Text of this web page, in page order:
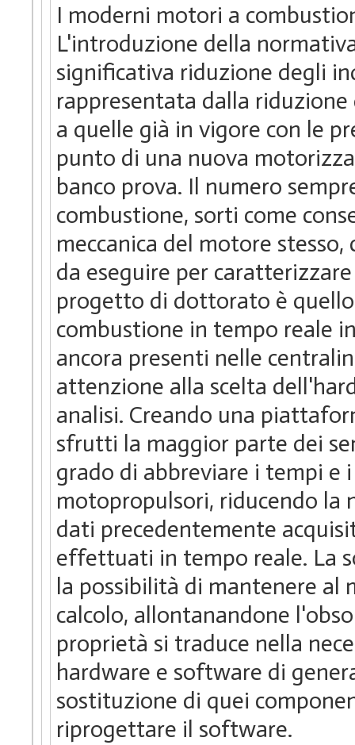
I moderni motori a
L'introduzione della
significativa riduzione degli
rappresentata dalla
a quelle già in vigore con le
punto di una nuova
banco prova. Il numero
combustione, sorti come
meccanica del motore
da eseguire per
progetto di dottorato è
combustione in tempo reale
ancora presenti nelle
attenzione alla scelta
analisi. Creando una
sfrutti la maggior parte dei
grado di abbreviare i tempi e
motopropulsori, riducendo la
dati precedentemente
effettuati in tempo reale. La
la possibilità di mantenere al
calcolo, allontanandone
proprietà si traduce nella
hardware e software di
sostituzione di quei
riprogettare il software.